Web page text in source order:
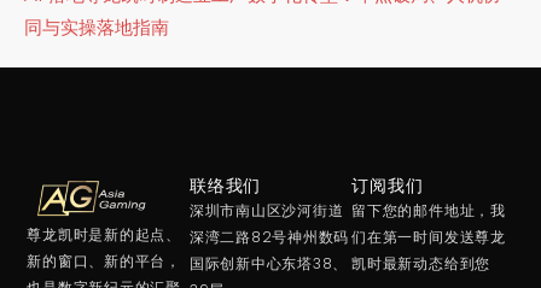
同与实操落地指南
尊龙凯时是新的起点、
新的窗口、新的平台，
联络我们
深圳市南山区沙河街道
深湾二路82号神州数码
国际创新中心东塔38、
订阅我们
留下您的邮件地址，我
们在第一时间发送尊龙
凯时最新动态给到您